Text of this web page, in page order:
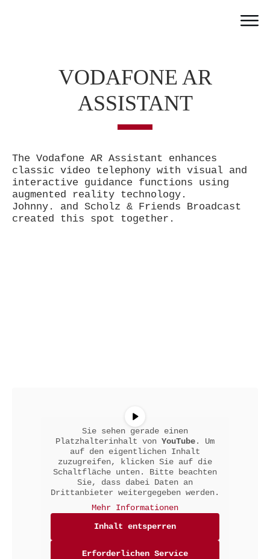
Jobs
VODAFONE AR
ASSISTANT
The Vodafone AR Assistant enhances
classic video telephony with visual and
interactive guidance functions using
augmented reality technology.
Johnny. and Scholz & Friends Broadcast
created this spot together.
Sie sehen gerade einen
Platzhalterinhalt von YouTube. Um
auf den eigentlichen Inhalt
zuzugreifen, klicken Sie auf die
Schaltfläche unten. Bitte beachten
Sie, dass dabei Daten an
Drittanbieter weitergegeben werden.
Mehr Informationen
Inhalt entsperren
Erforderlichen Service